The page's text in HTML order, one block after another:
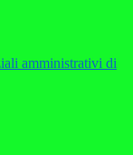
amministrativi di